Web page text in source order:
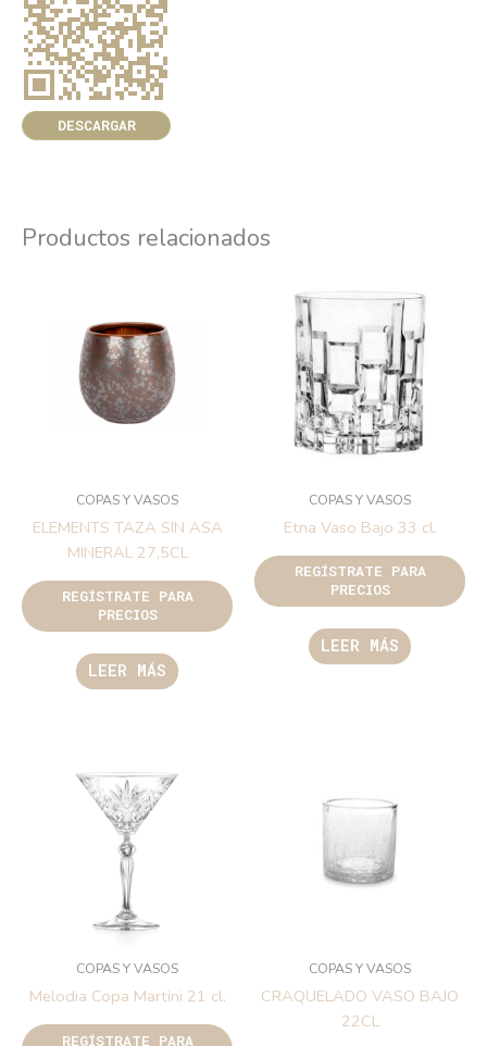
DESCARGAR
Productos relacionados
COPAS Y VASOS
ELEMENTS TAZA SIN ASA
MINERAL 27,5CL
REGÍSTRATE PARA
PRECIOS
LEER MÁS
COPAS Y VASOS
Etna Vaso Bajo 33 cl.
REGÍSTRATE PARA
PRECIOS
LEER MÁS
COPAS Y VASOS
Melodia Copa Martini 21 cl.
REGÍSTRATE PARA
COPAS Y VASOS
CRAQUELADO VASO BAJO
22CL